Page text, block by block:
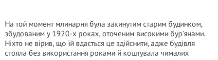
На той момент млинарня була закинутим старим будинком,
збудованим у 1920-х роках, оточеним високими бур’янами.
Ніхто не вірив, що їй вдасться це здійснити, адже будівля
стояла без використання роками й коштувала чималих